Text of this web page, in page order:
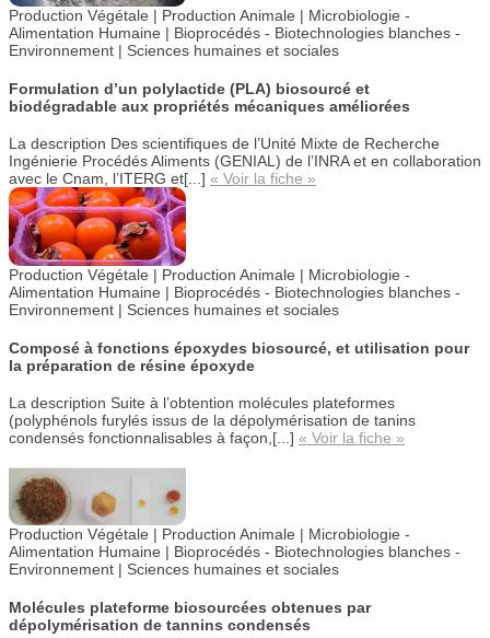
Production Végétale | Production Animale | Microbiologie -
Alimentation Humaine | Bioprocédés - Biotechnologies blanches -
Environnement | Sciences humaines et sociales
Formulation d’un polylactide (PLA) biosourcé et
biodégradable aux propriétés mécaniques améliorées
La description Des scientifiques de l’Unité Mixte de Recherche
Ingénierie Procédés Aliments (GENIAL) de l’INRA et en collaboration
avec le Cnam, l’ITERG et[...] « Voir la fiche »
Production Végétale | Production Animale | Microbiologie -
Alimentation Humaine | Bioprocédés - Biotechnologies blanches -
Environnement | Sciences humaines et sociales
Composé à fonctions époxydes biosourcé, et utilisation pour
la préparation de résine époxyde
La description Suite à l’obtention molécules plateformes
(polyphénols furylés issus de la dépolymérisation de tanins
condensés fonctionnalisables à façon,[...] « Voir la fiche »
Production Végétale | Production Animale | Microbiologie -
Alimentation Humaine | Bioprocédés - Biotechnologies blanches -
Environnement | Sciences humaines et sociales
Molécules plateforme biosourcées obtenues par
dépolymérisation de tannins condensés